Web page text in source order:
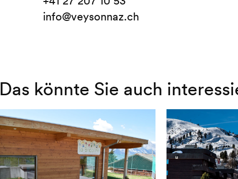
info@veysonnaz.ch
Das könnte Sie auch